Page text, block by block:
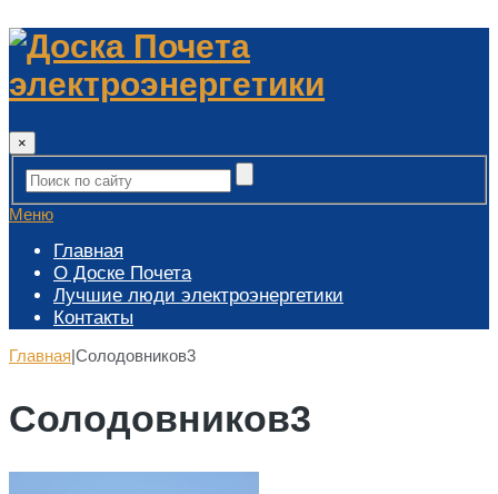
×
Меню
Главная
О Доске Почета
Лучшие люди электроэнергетики
Контакты
Главная|Солодовников3
Солодовников3